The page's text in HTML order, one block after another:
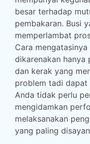
besar terhadap
pembakaran. Busi
memperlambat
Cara
dikarenakan hanya
dan kerak yang
problem tadi
Anda tidak perlu
mengidamkan
melaksanakan
yang paling